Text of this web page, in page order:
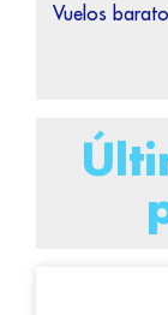
Vuelos